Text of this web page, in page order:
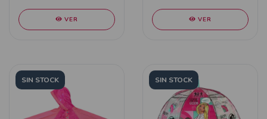
VER VER
SIN STOCK SIN STOCK